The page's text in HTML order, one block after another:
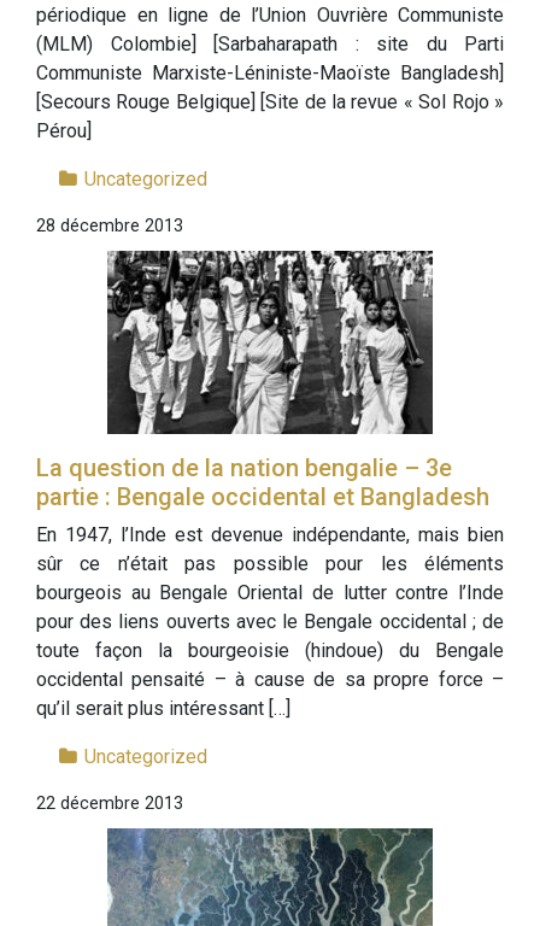
périodique en ligne de l’Union Ouvrière Communiste
(MLM) Colombie] [Sarbaharapath : site du Parti
Communiste Marxiste-Léniniste-Maoïste Bangladesh]
[Secours Rouge Belgique] [Site de la revue « Sol Rojo »
Pérou]
Uncategorized
28 décembre 2013
La question de la nation bengalie – 3e
partie : Bengale occidental et Bangladesh
En 1947, l’Inde est devenue indépendante, mais bien
sûr ce n’était pas possible pour les éléments
bourgeois au Bengale Oriental de lutter contre l’Inde
pour des liens ouverts avec le Bengale occidental ; de
toute façon la bourgeoisie (hindoue) du Bengale
occidental pensaité – à cause de sa propre force –
qu’il serait plus intéressant […]
Uncategorized
22 décembre 2013